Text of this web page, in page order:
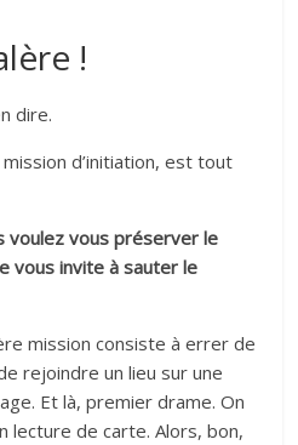
!
dire.
d’initiation, est tout
voulez vous préserver le
vous invite à sauter le
mission consiste à errer de
rejoindre un lieu sur une
Et là, premier drame. On
lecture de carte. Alors, bon,